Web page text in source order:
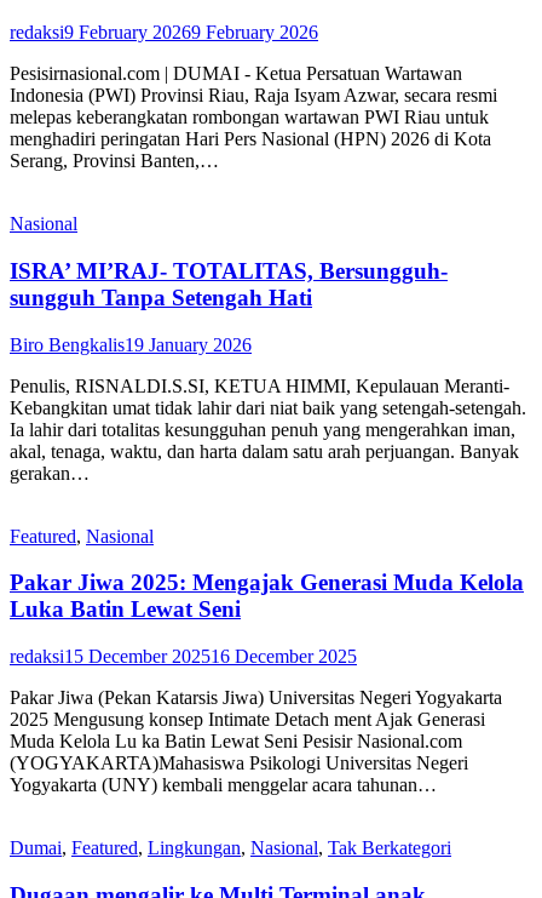
redaksi9 February 20269 February 2026
Pesisirnasional.com | DUMAI - Ketua Persatuan Wartawan
Indonesia (PWI) Provinsi Riau, Raja Isyam Azwar, secara resmi
melepas keberangkatan rombongan wartawan PWI Riau untuk
menghadiri peringatan Hari Pers Nasional (HPN) 2026 di Kota
Serang, Provinsi Banten,…
Nasional
ISRA’ MI’RAJ- TOTALITAS, Bersungguh-
sungguh Tanpa Setengah Hati
Biro Bengkalis19 January 2026
Penulis, RISNALDI.S.SI, KETUA HIMMI, Kepulauan Meranti-
Kebangkitan umat tidak lahir dari niat baik yang setengah-setengah.
Ia lahir dari totalitas kesungguhan penuh yang mengerahkan iman,
akal, tenaga, waktu, dan harta dalam satu arah perjuangan. Banyak
gerakan…
Featured, Nasional
Pakar Jiwa 2025: Mengajak Generasi Muda Kelola
Luka Batin Lewat Seni
redaksi15 December 202516 December 2025
Pakar Jiwa (Pekan Katarsis Jiwa) Universitas Negeri Yogyakarta
2025 Mengusung konsep Intimate Detach ment Ajak Generasi
Muda Kelola Lu ka Batin Lewat Seni Pesisir Nasional.com
(YOGYAKARTA)Mahasiswa Psikologi Universitas Negeri
Yogyakarta (UNY) kembali menggelar acara tahunan…
Dumai, Featured, Lingkungan, Nasional, Tak Berkategori